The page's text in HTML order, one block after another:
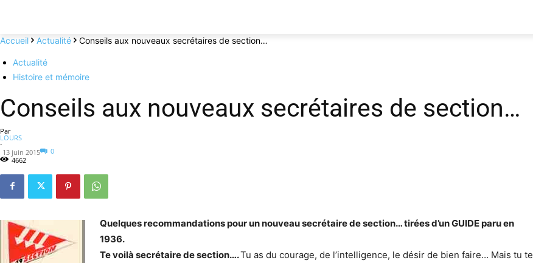
Accueil Actualité Conseils aux nouveaux secrétaires de section…
Actualité
Histoire et mémoire
Conseils aux nouveaux secrétaires de section…
Par
LOURS
-
13 juin 2015
0
4662
Quelques recommandations pour un nouveau secrétaire de section… tirées d’un GUIDE paru en
1936.
Te voilà secrétaire de section….Tu as du courage, de l’intelligence, le désir de bien faire… Mais tu te